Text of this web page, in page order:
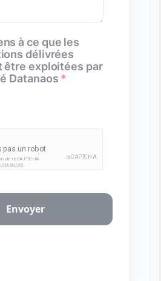
à ce que les
délivrées
être exploitées par
Datanaos *